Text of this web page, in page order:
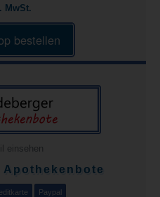
MwSt.
bestellen
einsehen
Apothekenbote
Paypal